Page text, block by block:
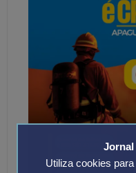
Jornal
Utiliza cookies